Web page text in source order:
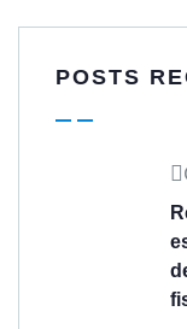
POSTS